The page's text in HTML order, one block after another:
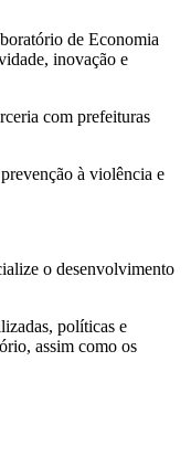
de Economia
inovação e
com prefeituras
à violência e
o desenvolvimento
políticas e
assim como os